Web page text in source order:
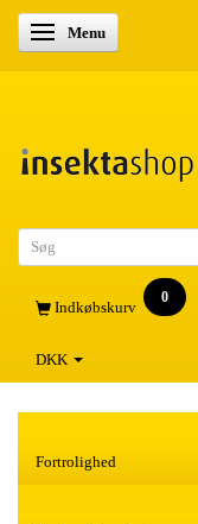
Skifte navigation
Menu
Indkøbskurv
0
DKK
Fortrolighed